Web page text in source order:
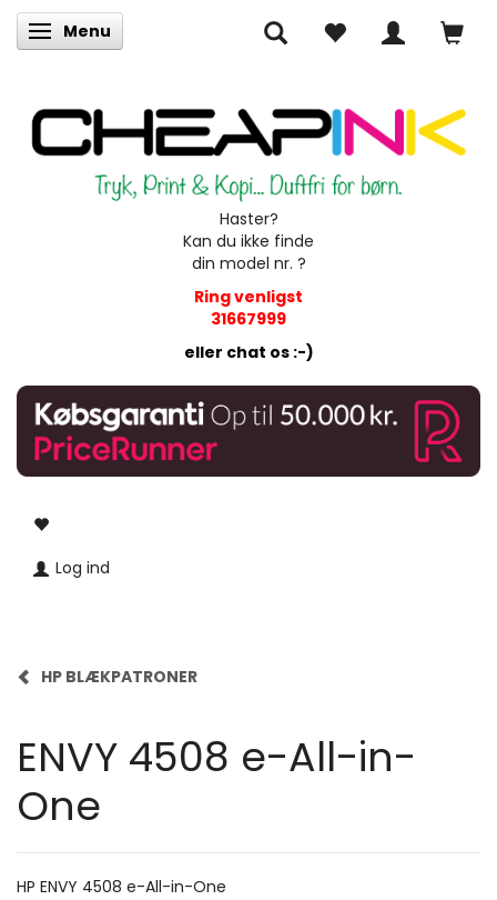
Skifte navigation
Menu
Haster?
Kan du ikke finde
din model nr. ?
Ring venligst
31667999
eller chat os :-)
Log ind
HP BLÆKPATRONER
ENVY 4508 e-All-in-
One
HP ENVY 4508 e-All-in-One